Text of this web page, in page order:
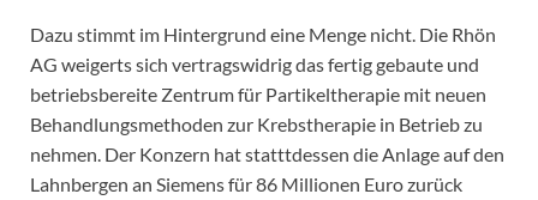
Dazu stimmt im Hintergrund eine Menge nicht. Die Rhön
AG weigerts sich vertragswidrig das fertig gebaute und
betriebsbereite Zentrum für Partikeltherapie mit neuen
Behandlungsmethoden zur Krebstherapie in Betrieb zu
nehmen. Der Konzern hat statttdessen die Anlage auf den
Lahnbergen an Siemens für 86 Millionen Euro zurück